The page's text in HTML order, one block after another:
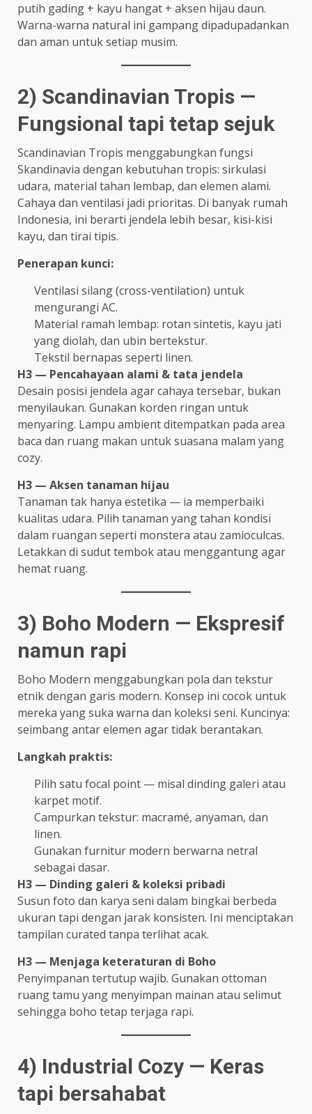
putih gading + kayu hangat + aksen hijau daun.
Warna-warna natural ini gampang dipadupadankan
dan aman untuk setiap musim.
2) Scandinavian Tropis —
Fungsional tapi tetap sejuk
Scandinavian Tropis menggabungkan fungsi
Skandinavia dengan kebutuhan tropis: sirkulasi
udara, material tahan lembap, dan elemen alami.
Cahaya dan ventilasi jadi prioritas. Di banyak rumah
Indonesia, ini berarti jendela lebih besar, kisi-kisi
kayu, dan tirai tipis.
Penerapan kunci:
Ventilasi silang (cross-ventilation) untuk
mengurangi AC.
Material ramah lembap: rotan sintetis, kayu jati
yang diolah, dan ubin bertekstur.
Tekstil bernapas seperti linen.
H3 — Pencahayaan alami & tata jendela
Desain posisi jendela agar cahaya tersebar, bukan
menyilaukan. Gunakan korden ringan untuk
menyaring. Lampu ambient ditempatkan pada area
baca dan ruang makan untuk suasana malam yang
cozy.
H3 — Aksen tanaman hijau
Tanaman tak hanya estetika — ia memperbaiki
kualitas udara. Pilih tanaman yang tahan kondisi
dalam ruangan seperti monstera atau zamioculcas.
Letakkan di sudut tembok atau menggantung agar
hemat ruang.
3) Boho Modern — Ekspresif
namun rapi
Boho Modern menggabungkan pola dan tekstur
etnik dengan garis modern. Konsep ini cocok untuk
mereka yang suka warna dan koleksi seni. Kuncinya:
seimbang antar elemen agar tidak berantakan.
Langkah praktis:
Pilih satu focal point — misal dinding galeri atau
karpet motif.
Campurkan tekstur: macramé, anyaman, dan
linen.
Gunakan furnitur modern berwarna netral
sebagai dasar.
H3 — Dinding galeri & koleksi pribadi
Susun foto dan karya seni dalam bingkai berbeda
ukuran tapi dengan jarak konsisten. Ini menciptakan
tampilan curated tanpa terlihat acak.
H3 — Menjaga keteraturan di Boho
Penyimpanan tertutup wajib. Gunakan ottoman
ruang tamu yang menyimpan mainan atau selimut
sehingga boho tetap terjaga rapi.
4) Industrial Cozy — Keras
tapi bersahabat